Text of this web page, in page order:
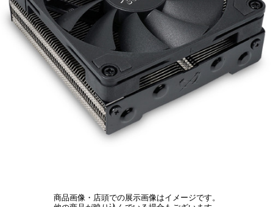
商品画像・店頭での展示画像はイメージです。